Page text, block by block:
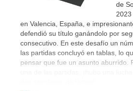
de
en Valencia, España, e
defendió su título ganándolo por
consecutivo. En este desafío un
las partidas concluyó en tablas, lo
pensar que fue un asunto aburrido.